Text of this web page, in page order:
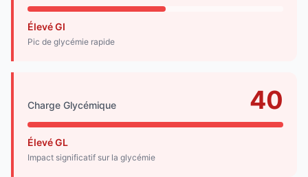
Élevé GI
Pic de glycémie rapide
Charge Glycémique 40
Élevé GL
Impact significatif sur la glycémie